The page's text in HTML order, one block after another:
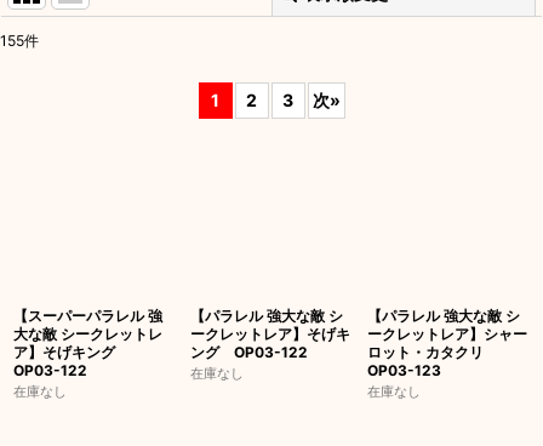
155件
1 2 3 次»
【スーパーパラレル 強
大な敵 シークレットレ
ア】そげキング
OP03-122
在庫なし
【パラレル 強大な敵 シ
ークレットレア】そげキ
ング OP03-122
在庫なし
【パラレル 強大な敵 シ
ークレットレア】シャー
ロット・カタクリ
OP03-123
在庫なし